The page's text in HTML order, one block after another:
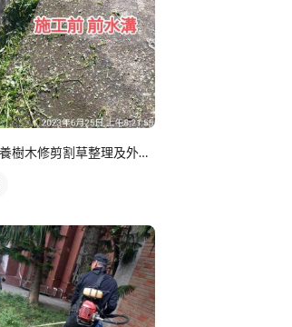
墓園保養樹木修剪割草整理及外牆清潔